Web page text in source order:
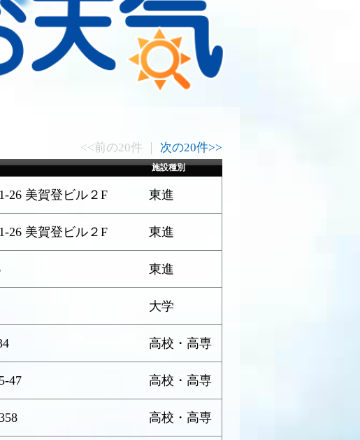
<<前の20件 ｜ 次の20件>>
施設種別
26 美賀登ビル２F 東進
26 美賀登ビル２F 東進
東進
大学
高校・高専
47 高校・高専
高校・高専